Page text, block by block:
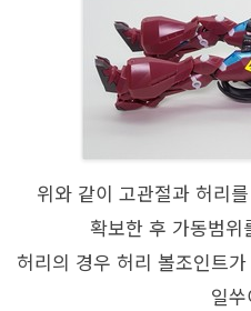
위와 같이 고관절과 허리
확보한 후 가동범
허리의 경우 허리 볼조인트
일